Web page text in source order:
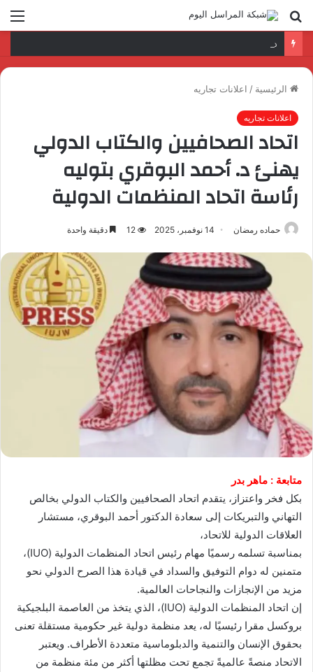
بحث
عن
الرئيسية / اعلانات تجاريه
اعلانات تجاريه
اتحاد الصحافيين والكتاب الدولي
يهنئ د. أحمد البوقري بتوليه
رئاسة اتحاد المنظمات الدولية
حماده رمضان 14 نوفمبر، 2025 12 دقيقة واحدة
متابعة : ماهر بدر
بكل فخر واعتزاز، يتقدم اتحاد الصحافيين والكتاب الدولي بخالص
التهاني والتبريكات إلى سعادة الدكتور أحمد البوقري، مستشار
العلاقات الدولية للاتحاد،
بمناسبة تسلمه رسميًا مهام رئيس اتحاد المنظمات الدولية (IUO)،
متمنين له دوام التوفيق والسداد في قيادة هذا الصرح الدولي نحو
مزيد من الإنجازات والنجاحات العالمية.
إن اتحاد المنظمات الدولية (IUO)، الذي يتخذ من العاصمة البلجيكية
بروكسل مقرا رئيسيًا له، يعد منظمة دولية غير حكومية مستقلة تعنى
بحقوق الإنسان والتنمية والدبلوماسية متعددة الأطراف. ويعتبر
الاتحاد منصةً عالميةً تجمع تحت مظلتها أكثر من مئة منظمة من